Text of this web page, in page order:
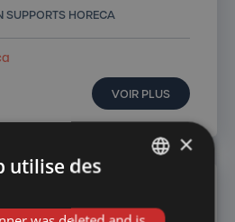
SUPPORTS HORECA
VOIR PLUS
×
utilise des